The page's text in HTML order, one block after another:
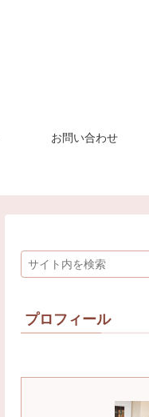
お問い合わせ
プロフィール